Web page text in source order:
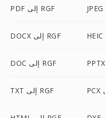
PDF إلى RGF
DOCX إلى RGF
DOC إلى RGF
TXT إلى RGF